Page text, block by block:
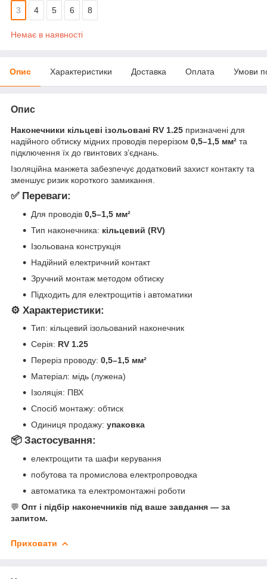
3 4 5 6 8
Немає в наявності
Опис Характеристики Доставка Оплата Умови
Опис
Наконечники кільцеві ізольовані RV 1.25 призначені для
надійного обтиску мідних проводів перерізом 0,5–1,5 мм² та
підключення їх до гвинтових з’єднань.
Ізоляційна манжета забезпечує додатковий захист контакту та
зменшує ризик короткого замикання.
✅ Переваги:
Для проводів 0,5–1,5 мм²
Тип наконечника: кільцевий (RV)
Ізольована конструкція
Надійний електричний контакт
Зручний монтаж методом обтиску
Підходить для електрощитів і автоматики
⚙️ Характеристики:
Тип: кільцевий ізольований наконечник
Серія: RV 1.25
Переріз проводу: 0,5–1,5 мм²
Матеріал: мідь (лужена)
Ізоляція: ПВХ
Спосіб монтажу: обтиск
Одиниця продажу: упаковка
📦 Застосування:
електрощити та шафи керування
побутова та промислова електропроводка
автоматика та електромонтажні роботи
💬 Опт і підбір наконечників під ваше завдання — за
запитом.
Приховати